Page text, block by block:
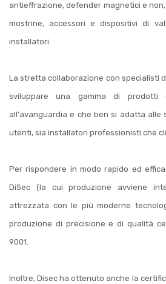
antieffrazione, defender magnetici e
mostrine, accessori e dispositivi di
installatori.
La stretta collaborazione con specialisti
sviluppare una gamma di prodotti
all'avanguardia e che ben si adatta alle
utenti, sia installatori professionisti che
Per rispondere in modo rapido ed
DiSec (la cui produzione avviene
attrezzata con le più moderne
produzione di precisione e di qualità
9001.
Inoltre, Disec ha ottenuto anche la